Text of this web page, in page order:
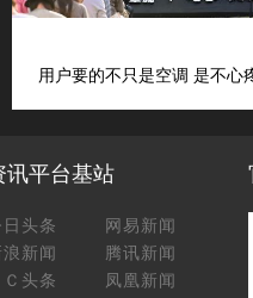
用户要的不只是空调 是不心
讯平台基站
头条
网易新闻
浪新闻
腾讯新闻
Ｃ头条
凤凰新闻